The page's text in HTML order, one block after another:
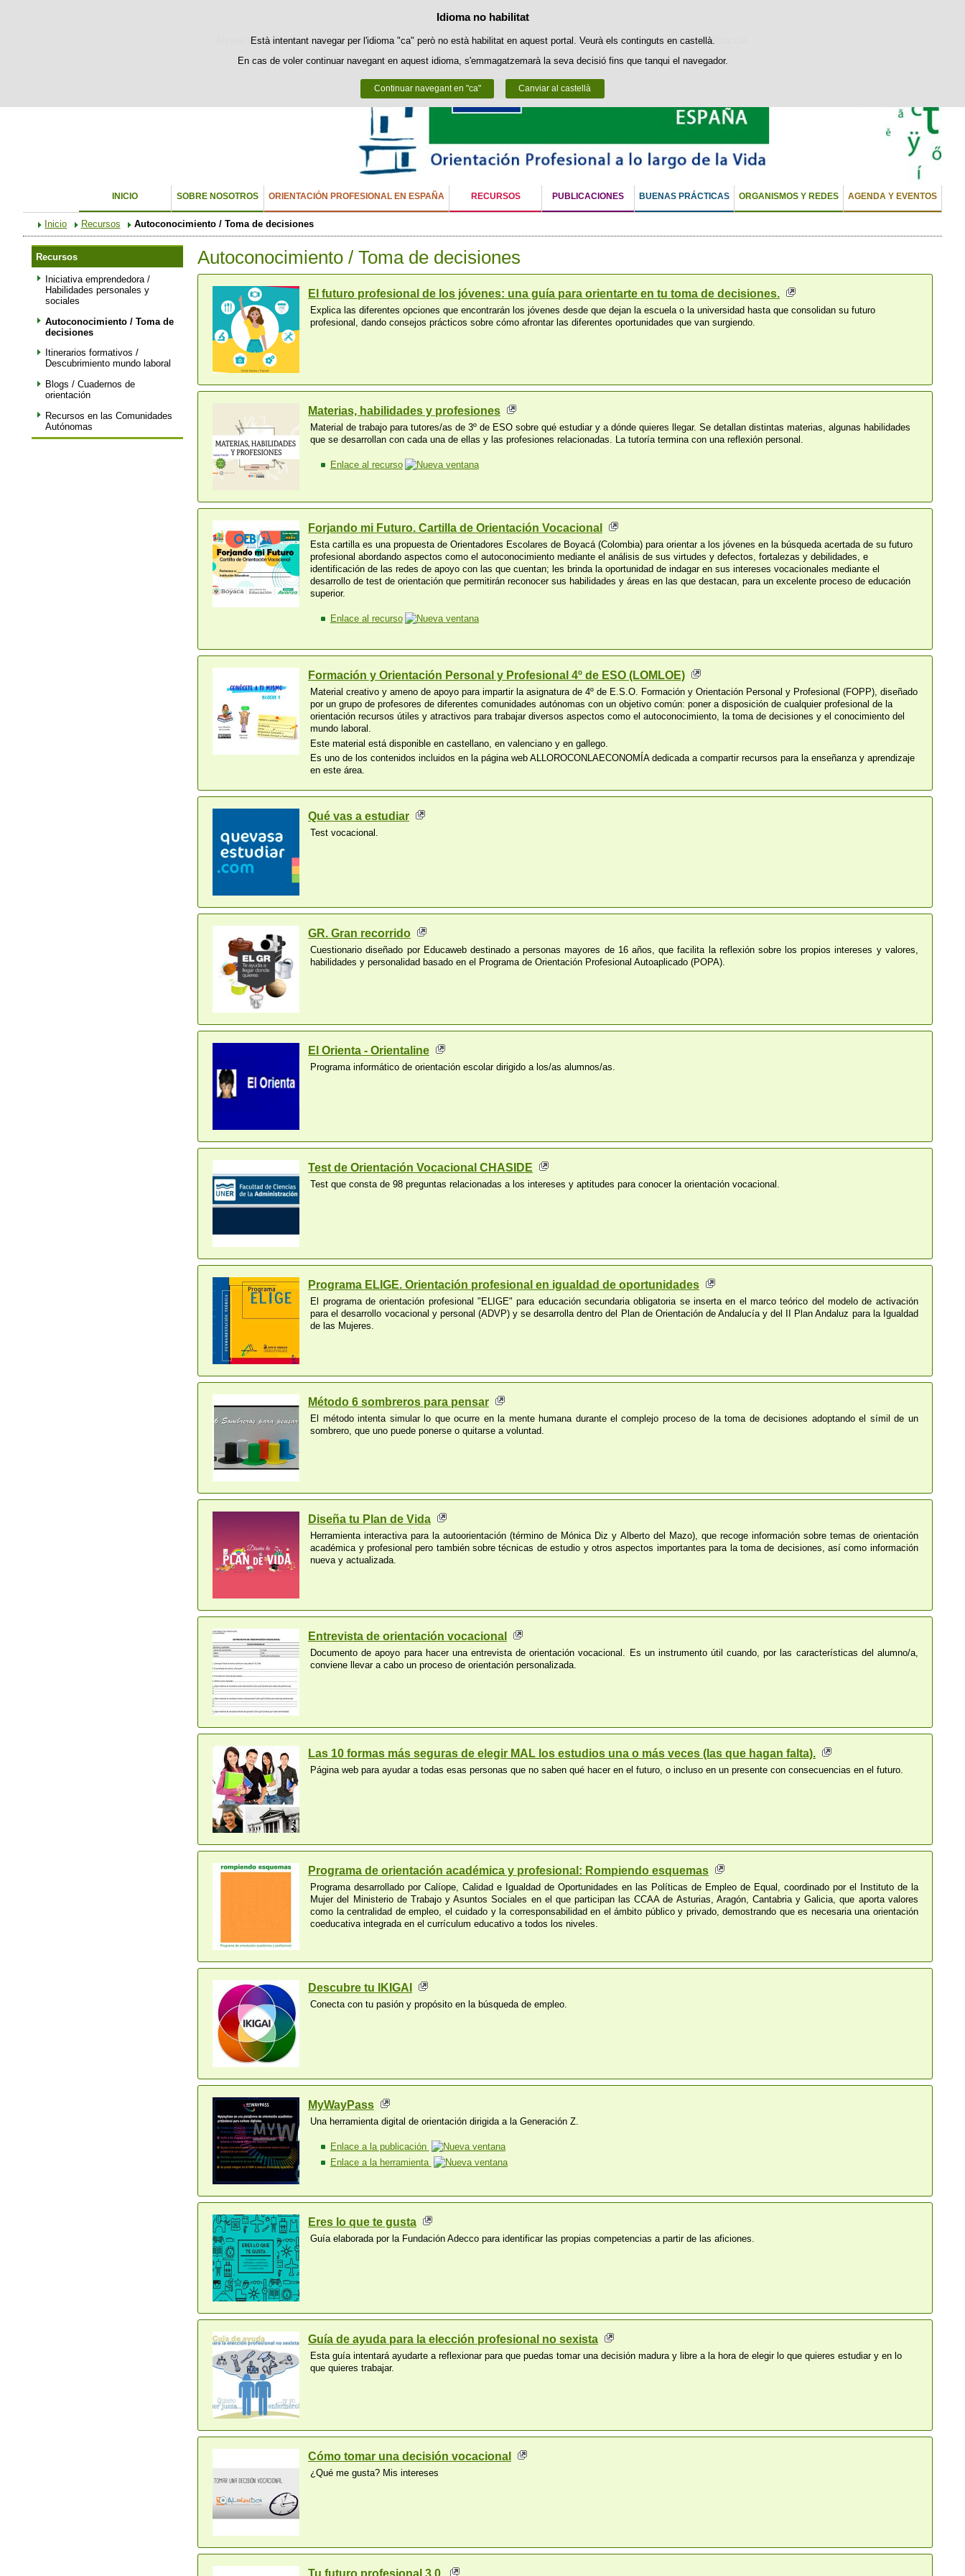
Política de cookies
Aquest lloc web utilitza cookies pròpies per facilitar la navegació i cookies de tercers per obtenir estadístiques d'ús i satisfacció.
Podeu obtenir més informació a l'apartat "Cookies" del nostreavís legal.
Acceptar Rebutjar
Idioma no habilitat
Està intentant navegar per l'idioma "ca" però no està habilitat en aquest portal. Veurà els continguts en castellà.
En cas de voler continuar navegant en aquest idioma, s'emmagatzemarà la seva decisió fins que tanqui el navegador.
Continuar navegant en "ca" Canviar al castellà
Passar al contingut
INICIO SOBRE NOSOTROS ORIENTACIÓN PROFESIONAL EN ESPAÑA RECURSOS PUBLICACIONES BUENAS PRÁCTICAS ORGANISMOS Y REDES AGENDA Y EVENTOS
Inicio Recursos Autoconocimiento / Toma de decisiones
Recursos
Iniciativa emprendedora /
Habilidades personales y
sociales
Autoconocimiento / Toma de
decisiones
Itinerarios formativos /
Descubrimiento mundo laboral
Blogs / Cuadernos de
orientación
Recursos en las Comunidades
Autónomas
Autoconocimiento / Toma de decisiones
El futuro profesional de los jóvenes: una guía para orientarte en tu toma de decisiones.
Explica las diferentes opciones que encontrarán los jóvenes desde que dejan la escuela o la universidad hasta que consolidan su futuro
profesional, dando consejos prácticos sobre cómo afrontar las diferentes oportunidades que van surgiendo.
Materias, habilidades y profesiones
Material de trabajo para tutores/as de 3º de ESO sobre qué estudiar y a dónde quieres llegar. Se detallan distintas materias, algunas habilidades
que se desarrollan con cada una de ellas y las profesiones relacionadas. La tutoría termina con una reflexión personal.
Enlace al recurso
Forjando mi Futuro. Cartilla de Orientación Vocacional
Esta cartilla es una propuesta de Orientadores Escolares de Boyacá (Colombia) para orientar a los jóvenes en la búsqueda acertada de su futuro
profesional abordando aspectos como el autoconocimiento mediante el análisis de sus virtudes y defectos, fortalezas y debilidades, e
identificación de las redes de apoyo con las que cuentan; les brinda la oportunidad de indagar en sus intereses vocacionales mediante el
desarrollo de test de orientación que permitirán reconocer sus habilidades y áreas en las que destacan, para un excelente proceso de educación
superior.
Enlace al recurso
Formación y Orientación Personal y Profesional 4º de ESO (LOMLOE)
Material creativo y ameno de apoyo para impartir la asignatura de 4º de E.S.O. Formación y Orientación Personal y Profesional (FOPP), diseñado
por un grupo de profesores de diferentes comunidades autónomas con un objetivo común: poner a disposición de cualquier profesional de la
orientación recursos útiles y atractivos para trabajar diversos aspectos como el autoconocimiento, la toma de decisiones y el conocimiento del
mundo laboral.
Este material está disponible en castellano, en valenciano y en gallego.
Es uno de los contenidos incluidos en la página web ALLOROCONLAECONOMÍA dedicada a compartir recursos para la enseñanza y aprendizaje
en este área.
Qué vas a estudiar
Test vocacional.
GR. Gran recorrido
Cuestionario diseñado por Educaweb destinado a personas mayores de 16 años, que facilita la reflexión sobre los propios intereses y valores,
habilidades y personalidad basado en el Programa de Orientación Profesional Autoaplicado (POPA).
El Orienta - Orientaline
Programa informático de orientación escolar dirigido a los/as alumnos/as.
Test de Orientación Vocacional CHASIDE
Test que consta de 98 preguntas relacionadas a los intereses y aptitudes para conocer la orientación vocacional.
Programa ELIGE. Orientación profesional en igualdad de oportunidades
El programa de orientación profesional "ELIGE" para educación secundaria obligatoria se inserta en el marco teórico del modelo de activación
para el desarrollo vocacional y personal (ADVP) y se desarrolla dentro del Plan de Orientación de Andalucía y del II Plan Andaluz para la Igualdad
de las Mujeres.
Método 6 sombreros para pensar
El método intenta simular lo que ocurre en la mente humana durante el complejo proceso de la toma de decisiones adoptando el símil de un
sombrero, que uno puede ponerse o quitarse a voluntad.
Diseña tu Plan de Vida
Herramienta interactiva para la autoorientación (término de Mónica Diz y Alberto del Mazo), que recoge información sobre temas de orientación
académica y profesional pero también sobre técnicas de estudio y otros aspectos importantes para la toma de decisiones, así como información
nueva y actualizada.
Entrevista de orientación vocacional
Documento de apoyo para hacer una entrevista de orientación vocacional. Es un instrumento útil cuando, por las características del alumno/a,
conviene llevar a cabo un proceso de orientación personalizada.
Las 10 formas más seguras de elegir MAL los estudios una o más veces (las que hagan falta).
Página web para ayudar a todas esas personas que no saben qué hacer en el futuro, o incluso en un presente con consecuencias en el futuro.
Programa de orientación académica y profesional: Rompiendo esquemas
Programa desarrollado por Calíope, Calidad e Igualdad de Oportunidades en las Políticas de Empleo de Equal, coordinado por el Instituto de la
Mujer del Ministerio de Trabajo y Asuntos Sociales en el que participan las CCAA de Asturias, Aragón, Cantabria y Galicia, que aporta valores
como la centralidad de empleo, el cuidado y la corresponsabilidad en el ámbito público y privado, demostrando que es necesaria una orientación
coeducativa integrada en el currículum educativo a todos los niveles.
Descubre tu IKIGAI
Conecta con tu pasión y propósito en la búsqueda de empleo.
MyWayPass
Una herramienta digital de orientación dirigida a la Generación Z.
Enlace a la publicación
Enlace a la herramienta
Eres lo que te gusta
Guía elaborada por la Fundación Adecco para identificar las propias competencias a partir de las aficiones.
Guía de ayuda para la elección profesional no sexista
Esta guía intentará ayudarte a reflexionar para que puedas tomar una decisión madura y libre a la hora de elegir lo que quieres estudiar y en lo
que quieres trabajar.
Cómo tomar una decisión vocacional
¿Qué me gusta? Mis intereses
Tu futuro profesional 3.0.